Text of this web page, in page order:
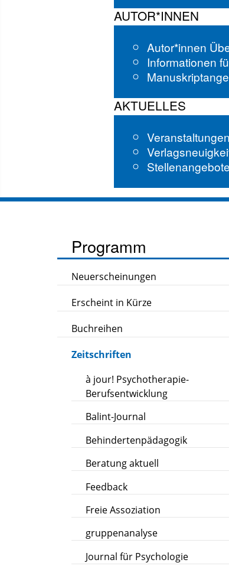
AUTOR*INNEN
Autor*innen
Informationen
AKTUELLES
Veranstaltungen
Stellenangebote
Programm
Neuerscheinungen
Erscheint in Kürze
Buchreihen
Zeitschriften
à jour! Psychotherapie-
Berufsentwicklung
Balint-Journal
Behindertenpädagogik
Beratung aktuell
Feedback
Freie Assoziation
gruppenanalyse
Journal für Psychologie